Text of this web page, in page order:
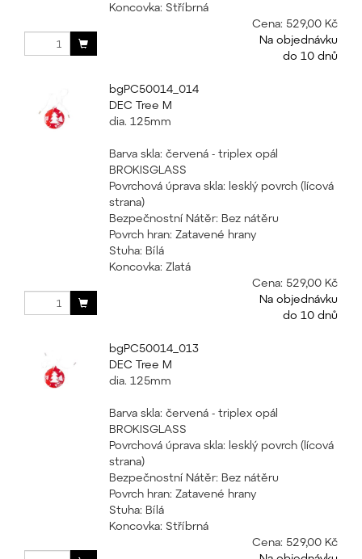
Koncovka: Stříbrná
Cena: 529,00 Kč
Na objednávku
do 10 dnů
bgPC50014_014
DEC Tree M
dia. 125mm
Barva skla: červená - triplex opál
BROKISGLASS
Povrchová úprava skla: lesklý povrch (lícová
strana)
Bezpečnostní Nátěr: Bez nátěru
Povrch hran: Zatavené hrany
Stuha: Bílá
Koncovka: Zlatá
Cena: 529,00 Kč
Na objednávku
do 10 dnů
bgPC50014_013
DEC Tree M
dia. 125mm
Barva skla: červená - triplex opál
BROKISGLASS
Povrchová úprava skla: lesklý povrch (lícová
strana)
Bezpečnostní Nátěr: Bez nátěru
Povrch hran: Zatavené hrany
Stuha: Bílá
Koncovka: Stříbrná
Cena: 529,00 Kč